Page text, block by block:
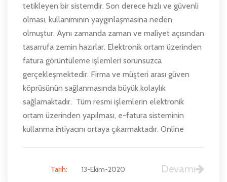
tetikleyen bir sistemdir. Son derece hızlı ve güvenli
olması, kullanımının yaygınlaşmasına neden
olmuştur. Aynı zamanda zaman ve maliyet açısından
tasarrufa zemin hazırlar. Elektronik ortam üzerinden
fatura görüntüleme işlemleri sorunsuzca
gerçekleşmektedir. Firma ve müşteri arası güven
köprüsünün sağlanmasında büyük kolaylık
sağlamaktadır. Tüm resmi işlemlerin elektronik
ortam üzerinden yapılması, e-fatura sisteminin
kullanma ihtiyacını ortaya çıkarmaktadır. Online
Tarih: 13-Ekim-2020 Devamı